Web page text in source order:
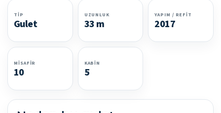
TIP
Gulet
UZUNLUK
33 m
YAPIM / REFIT
2017
MISAFIR
10
KABIN
5